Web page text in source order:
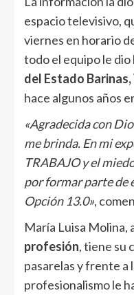
espacio televisivo,
viernes en horario
todo el equipo le dio
del Estado
hace algunos años
«Agradecida con
me brinda. En mi
TRABAJO y el
por formar parte de
Opción 13.0»,
María Luisa Molina,
profesión, tiene su
pasarelas y frente a
profesionalismo le